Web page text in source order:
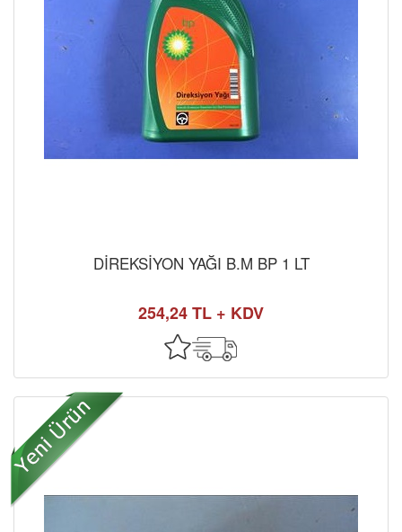
DİREKSİYON YAĞI B.M BP 1 LT
254,24 TL + KDV